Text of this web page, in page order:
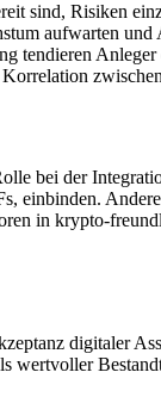
sind, Risiken
aufwarten und
tendieren
bei der
einbinden.
in krypto-
digitaler
wertvoller